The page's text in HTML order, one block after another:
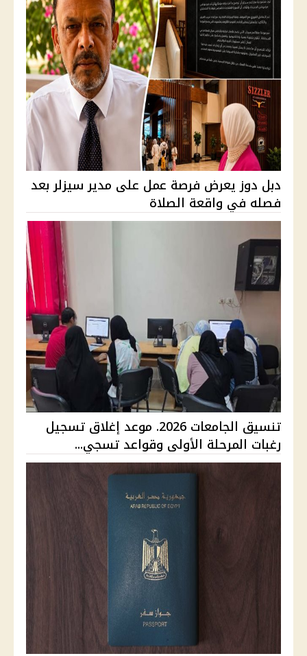
دبل دوز يعرض فرصة عمل على مدير سيزلر بعد
فصله في واقعة الصلاة
تنسيق الجامعات 2026. موعد إغلاق تسجيل
رغبات المرحلة الأولى وقواعد تسجي...